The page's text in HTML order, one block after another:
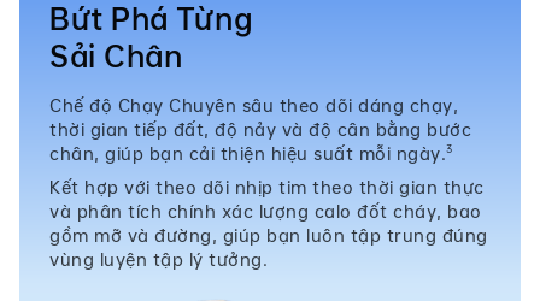
Bứt Phá Từng
Sải Chân
Chế độ Chạy Chuyên sâu theo dõi dáng chạy,
thời gian tiếp đất, độ nảy và độ cân bằng bước
chân, giúp bạn cải thiện hiệu suất mỗi ngày.3
Kết hợp với theo dõi nhịp tim theo thời gian thực
và phân tích chính xác lượng calo đốt cháy, bao
gồm mỡ và đường, giúp bạn luôn tập trung đúng
vùng luyện tập lý tưởng.